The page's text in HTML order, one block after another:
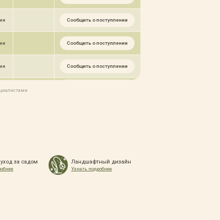
Сообщить о поступлении
Сообщить о поступлении
Сообщить о поступлении
за садом Ландшафтный дизайн
Узнать подробнее